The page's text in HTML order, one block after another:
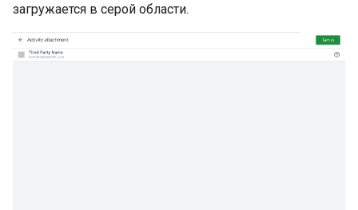
загружается в серой области.